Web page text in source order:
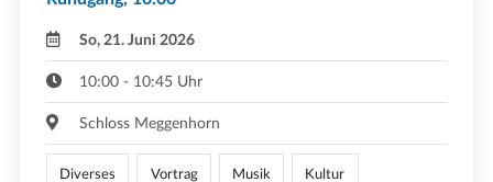
So, 21. Juni 2026
10:00 - 10:45 Uhr
Schloss Meggenhorn
Diverses Vortrag Musik Kultur